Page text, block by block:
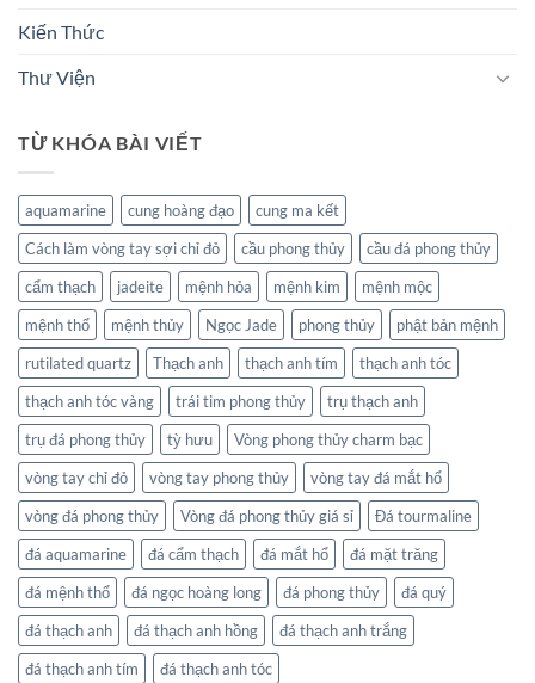
Kiến Thức
Thư Viện
TỪ KHÓA BÀI VIẾT
aquamarine cung hoàng đạo
cung ma kết
Cách làm vòng tay sợi chỉ đỏ
cầu phong thủy
cầu đá phong thủy
cẩm thạch
jadeite mệnh hỏa mệnh kim
mệnh mộc
mệnh thổ
mệnh thủy Ngọc Jade phong thủy
phật bản mệnh
rutilated quartz
Thạch anh thạch anh tím
thạch anh tóc
thạch anh tóc vàng
trái tim phong thủy
trụ thạch anh
trụ đá phong thủy
tỳ hưu
Vòng phong thủy charm bạc
vòng tay chỉ đỏ
vòng tay phong thủy
vòng tay đá mắt hổ
vòng đá phong thủy
Vòng đá phong thủy giá sỉ
Đá tourmaline
đá aquamarine
đá cẩm thạch đá mắt hổ
đá mặt trăng
đá mệnh thổ
đá ngọc hoàng long đá phong thủy
đá quý
đá thạch anh
đá thạch anh hồng
đá thạch anh trắng
đá thạch anh tím
đá thạch anh tóc